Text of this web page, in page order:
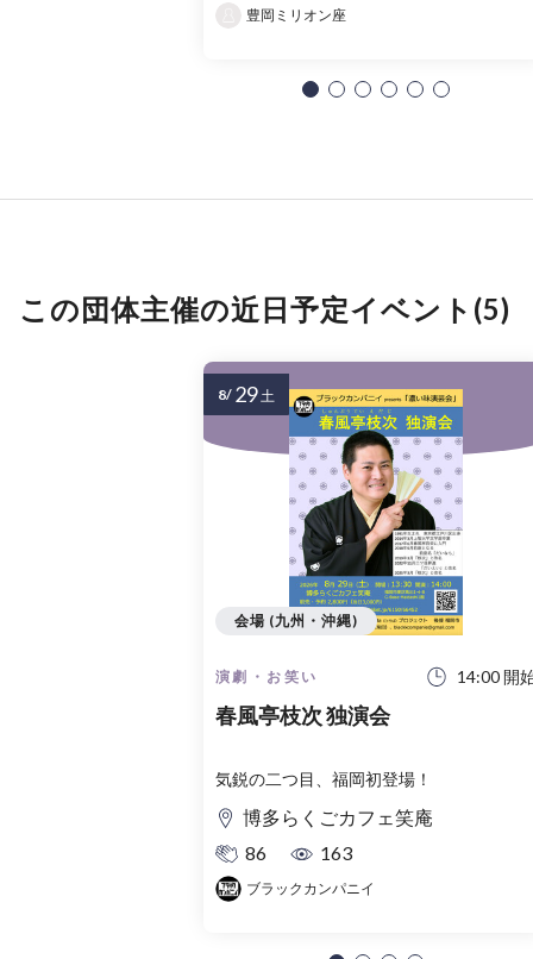
豊岡ミリオン座
この団体主催の近日予定イベント(5)
演劇・お笑い 14:00 開
春風亭枝次 独演会
気鋭の二つ目、福岡初登場！
博多らくごカフェ笑庵
86
163
ブラックカンパニイ
会場 (九州・沖縄)
8/ 29土